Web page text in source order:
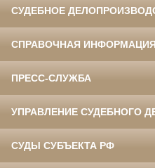
СУДЕБНОЕ
СПРАВОЧНАЯ ИНФОРМАЦИЯ
ПРЕСС-СЛУЖБА
УПРАВЛЕНИЕ СУДЕБНОГО
СУДЫ СУБЪЕКТА РФ